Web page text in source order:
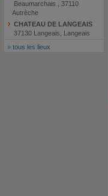
Beaumarchais , 37110
Autrèche
CHATEAU DE LANGEAIS
37130 Langeais, Langeais
» tous les lieux